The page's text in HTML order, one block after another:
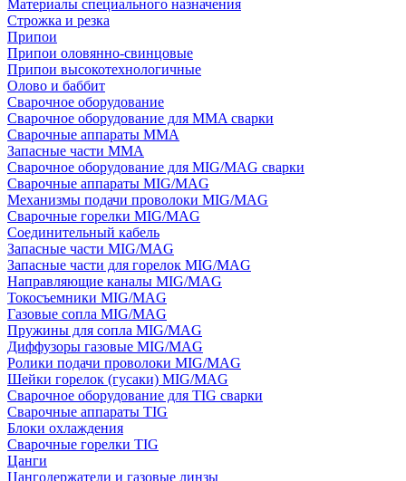
Материалы специального назначения
Строжка и резка
Припои
Припои оловянно-свинцовые
Припои высокотехнологичные
Олово и баббит
Сварочное оборудование
Сварочное оборудование для MMA сварки
Сварочные аппараты MMA
Запасные части MMA
Сварочное оборудование для MIG/MAG сварки
Сварочные аппараты MIG/MAG
Механизмы подачи проволоки MIG/MAG
Сварочные горелки MIG/MAG
Соединительный кабель
Запасные части MIG/MAG
Запасные части для горелок MIG/MAG
Направляющие каналы MIG/MAG
Токосъемники MIG/MAG
Газовые сопла MIG/MAG
Пружины для сопла MIG/MAG
Диффузоры газовые MIG/MAG
Ролики подачи проволоки MIG/MAG
Шейки горелок (гусаки) MIG/MAG
Сварочное оборудование для TIG сварки
Сварочные аппараты TIG
Блоки охлаждения
Сварочные горелки TIG
Цанги
Цангодержатели и газовые линзы